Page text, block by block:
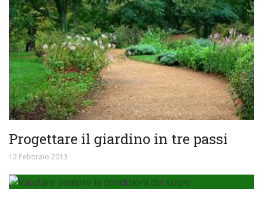
Progettare il giardino in tre passi
12 Febbraio 2013